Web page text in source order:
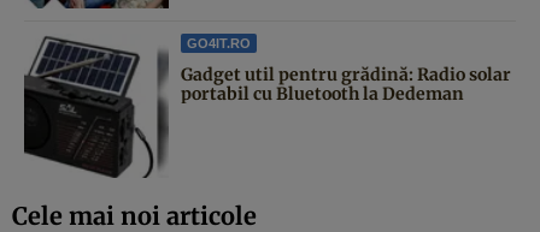
GO4IT.RO
Gadget util pentru grădină: Radio solar
portabil cu Bluetooth la Dedeman
Cele mai noi articole